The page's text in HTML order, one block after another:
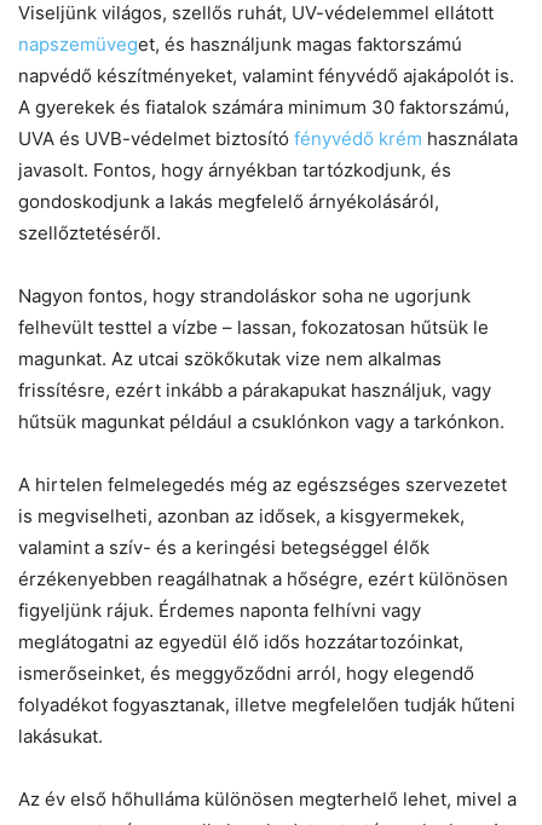
Viseljünk világos, szellős ruhát, UV-védelemmel ellátott
napszemüveget, és használjunk magas faktorszámú
napvédő készítményeket, valamint fényvédő ajakápolót is.
A gyerekek és fiatalok számára minimum 30 faktorszámú,
UVA és UVB-védelmet biztosító fényvédő krém használata
javasolt. Fontos, hogy árnyékban tartózkodjunk, és
gondoskodjunk a lakás megfelelő árnyékolásáról,
szellőztetéséről.
Nagyon fontos, hogy strandoláskor soha ne ugorjunk
felhevült testtel a vízbe – lassan, fokozatosan hűtsük le
magunkat. Az utcai szökőkutak vize nem alkalmas
frissítésre, ezért inkább a párakapukat használjuk, vagy
hűtsük magunkat például a csuklónkon vagy a tarkónkon.
A hirtelen felmelegedés még az egészséges szervezetet
is megviselheti, azonban az idősek, a kisgyermekek,
valamint a szív- és a keringési betegséggel élők
érzékenyebben reagálhatnak a hőségre, ezért különösen
figyeljünk rájuk. Érdemes naponta felhívni vagy
meglátogatni az egyedül élő idős hozzátartozóinkat,
ismerőseinket, és meggyőződni arról, hogy elegendő
folyadékot fogyasztanak, illetve megfelelően tudják hűteni
lakásukat.
Az év első hőhulláma különösen megterhelő lehet, mivel a